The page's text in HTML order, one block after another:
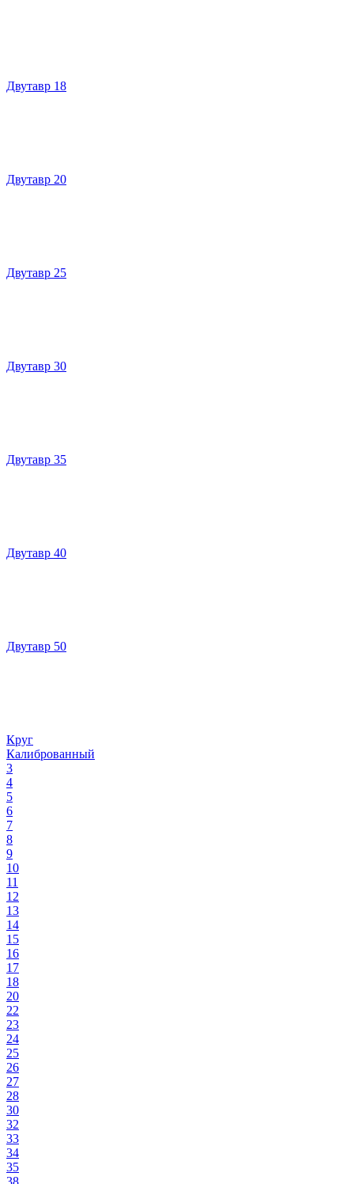
Двутавр 18
Двутавр 20
Двутавр 25
Двутавр 30
Двутавр 35
Двутавр 40
Двутавр 50
Круг
Калиброванный
3
4
5
6
7
8
9
10
11
12
13
14
15
16
17
18
20
22
23
24
25
26
27
28
30
32
33
34
35
38